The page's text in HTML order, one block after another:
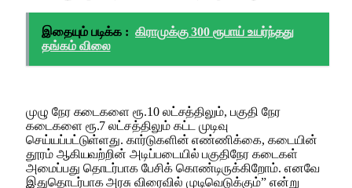
இதையும் படிக்க : கிராமுக்கு 300 ரூபாய் உயர்ந்தது
தங்கம் விலை
முழு நேர கடைகளை ரூ.10 லட்சத்திலும், பகுதி நேர
கடைகளை ரூ.7 லட்சத்திலும் கட்ட முடிவு
செய்யப்பட்டுள்ளது. கார்டுகளின் எண்ணிக்கை, கடையின்
தூரம் ஆகியவற்றின் அடிப்படையில் பகுதிநேர கடைகள்
அமைப்பது தொடர்பாக பேசிக் கொண்டிருக்கிறோம். எனவே
இதுதொடர்பாக அரசு விரைவில் முடிவெடுக்கும்” என்று